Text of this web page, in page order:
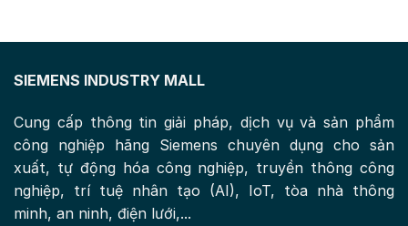
SIEMENS INDUSTRY MALL
Cung cấp thông tin giải pháp, dịch vụ và sản phẩm
công nghiệp hãng Siemens chuyên dụng cho sản
xuất, tự động hóa công nghiệp, truyền thông công
nghiệp, trí tuệ nhân tạo (AI), IoT, tòa nhà thông
minh, an ninh, điện lưới,...